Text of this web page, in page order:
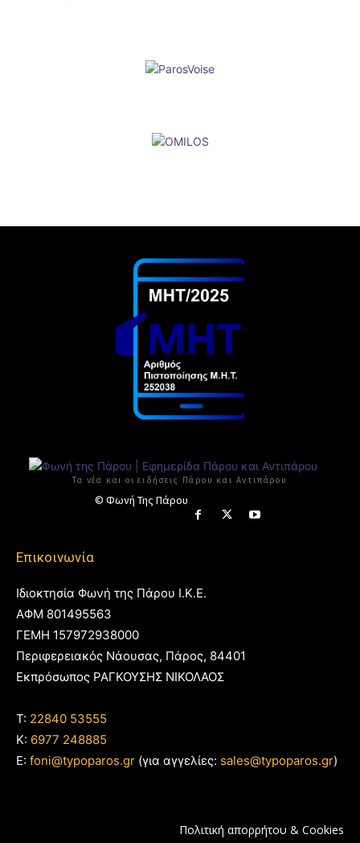
Τα νέα και οι ειδήσεις Πάρου και Αντιπάρου
© Φωνή Της Πάρου
Επικοινωνία
Ιδιοκτησία Φωνή της Πάρου Ι.Κ.Ε.
ΑΦΜ 801495563
ΓΕΜΗ 157972938000
Περιφερειακός Νάουσας, Πάρος, 84401
Εκπρόσωπος ΡΑΓΚΟΥΣΗΣ ΝΙΚΟΛΑΟΣ
T: 22840 53555
Κ: 6977 248885
E: foni@typoparos.gr (για αγγελίες: sales@typoparos.gr)
Πολιτική απορρήτου & Cookies